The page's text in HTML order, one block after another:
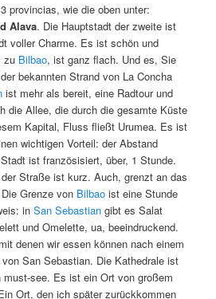
provincias, wie die oben unter:
Alava. Die Hauptstadt der zweite ist
voller Charme. Es ist schön und
zu Bilbao, ist ganz flach. Und es, Sie
bekannten Strand von La Concha
ist mehr als bereit, eine Radtour und
die Allee, die durch die gesamte Küste
Kapital, Fluss fließt Urumea. Es ist
wichtigen Vorteil: der Abstand
ist französisiert, über, 1 Stunde.
Straße ist kurz. Auch, grenzt an das
Grenze von Bilbaoist eine Stunde
inSan Sebastian gibt es Salat
und Omelette, ua, beeindruckend.
denen wir essen können nach einem
San Sebastian. Die Kathedrale ist
see. Es ist ein Ort von großem
Ort, den ich später zurückkommen